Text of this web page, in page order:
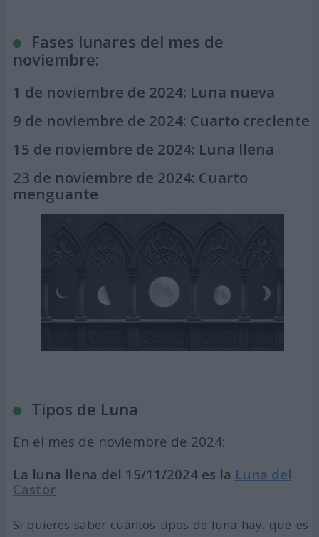
Fases lunares del mes de
noviembre:
1 de noviembre de 2024: Luna nueva
9 de noviembre de 2024: Cuarto creciente
15 de noviembre de 2024: Luna llena
23 de noviembre de 2024: Cuarto
menguante
Tipos de Luna
En el mes de noviembre de 2024:
La luna llena del 15/11/2024 es la Luna del
Castor
Si quieres saber cuántos tipos de luna hay, qué es